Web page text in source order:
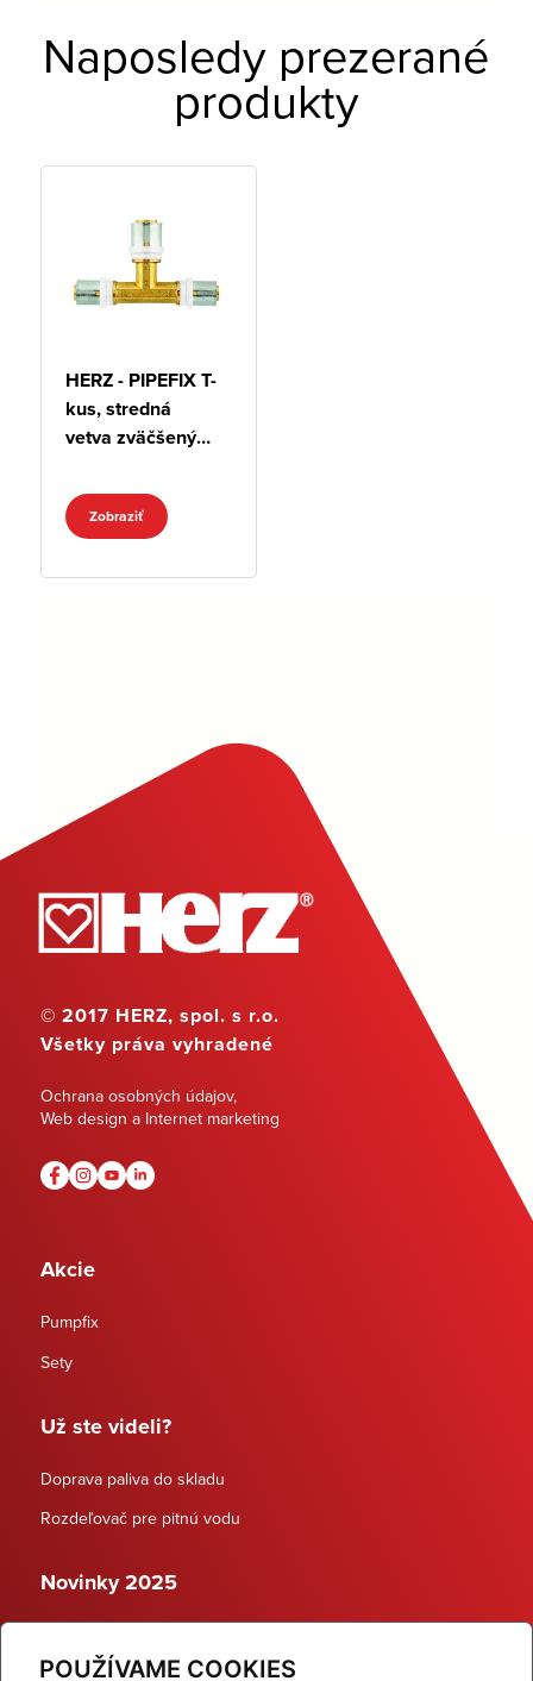
POUŽÍVAME COOKIES
Naposledy prezerané
produkty
HERZ - PIPEFIX T-
kus, stredná
vetva zväčšený
Zobraziť
© 2017 HERZ, spol. s r.o.
Všetky práva vyhradené
Ochrana osobných údajov,
Web design a Internet marketing
Akcie
Pumpfix
Sety
Už ste videli?
Doprava paliva do skladu
Rozdeľovač pre pitnú vodu
Novinky 2025
Dynamické termostatické ventily